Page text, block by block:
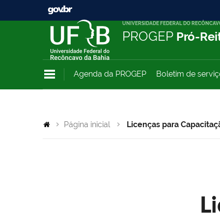
UNIVERSIDADE FEDERAL DO
PROGEP Pró-
Agenda da PROGEP Boletim de
Página inicial Licenças para